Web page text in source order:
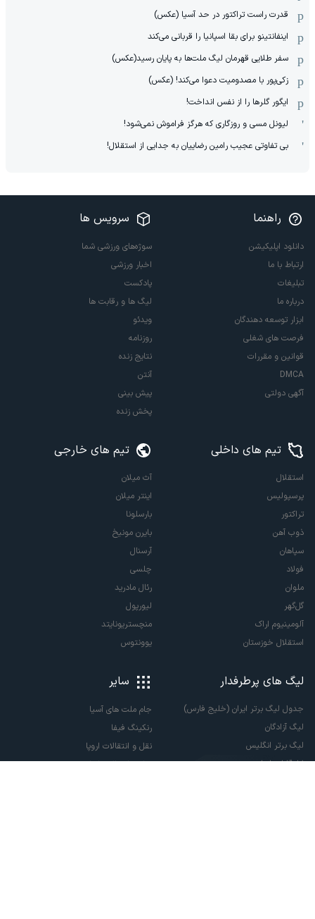
قدرت راست تراکتور در حد آسیا (عکس)
اینفانتینو برای بقا اسپانیا را قربانی می‌کند
سفر طلایی قهرمان لیگ ملت‌ها به پایان رسید(عکس)
زکی‌پور با مصدومیت دعوا می‌کند! (عکس)
ایگور گلرها را از نفس انداخت!
لیونل مسی و روزگاری که هرگز فراموش نمی‌شود!
بی تفاوتی عجیب رامین رضاییان به جدایی از استقلال!
راهنما
دانلود اپلیکیشن
ارتباط با ما
تبلیغات
درباره ما
ابزار توسعه دهندگان
فرصت های شغلی
قوانین و مقررات
DMCA
آگهی دولتی
سرویس ها
سوژه‌های ورزشی شما
اخبار ورزشی
پادکست
لیگ ها و رقابت ها
ویدئو
روزنامه
نتایج زنده
آنتن
پیش بینی
پخش زنده
تیم های داخلی
استقلال
پرسپولیس
تراکتور
ذوب آهن
سپاهان
فولاد
ملوان
گل‌گهر
آلومینیوم اراک
استقلال خوزستان
تیم های خارجی
آث میلان
اینتر میلان
بارسلونا
بایرن مونیخ
آرسنال
چلسی
رئال مادرید
لیورپول
منچستریونایتد
یوونتوس
لیگ های پرطرفدار
جدول لیگ برتر ایران (خلیج فارس)
لیگ آزادگان
لیگ برتر انگلیس
لالیگا اسپانیا
سایر
جام ملت های آسیا
رنکینگ فیفا
نقل و انتقالات اروپا
نقل و انتقالات ایران